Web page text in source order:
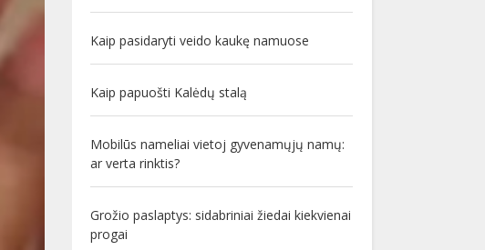
Kaip pasidaryti veido kaukę namuose
Kaip papuošti Kalėdų stalą
Mobilūs nameliai vietoj gyvenamųjų namų:
ar verta rinktis?
Grožio paslaptys: sidabriniai žiedai kiekvienai
progai